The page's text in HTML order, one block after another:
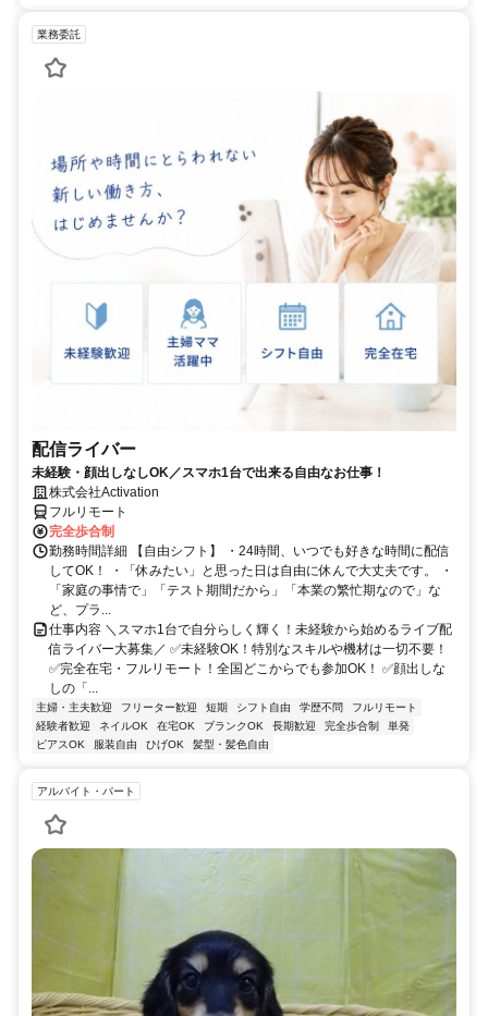
業務委託
配信ライバー
未経験・顔出しなしOK／スマホ1台で出来る自由なお仕事！
株式会社Activation
フルリモート
完全歩合制
勤務時間詳細 【自由シフト】 ・24時間、いつでも好きな時間に配信
してOK！ ・「休みたい」と思った日は自由に休んで大丈夫です。 ・
「家庭の事情で」「テスト期間だから」「本業の繁忙期なので」な
ど、プラ...
仕事内容 ＼スマホ1台で自分らしく輝く！未経験から始めるライブ配
信ライバー大募集／ ✅未経験OK！特別なスキルや機材は一切不要！
✅完全在宅・フルリモート！全国どこからでも参加OK！ ✅顔出しな
しの「...
主婦・主夫歓迎 フリーター歓迎 短期 シフト自由 学歴不問
フルリモート
経験者歓迎
ネイルOK 在宅OK ブランクOK 長期歓迎 完全歩合制
単発
ピアスOK
服装自由 ひげOK 髪型・髪色自由
アルバイト・パート